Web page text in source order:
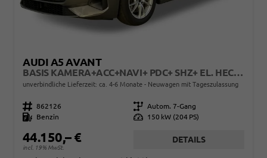
AUDI A5 AVANT
BASIS KAMERA+ACC+NAVI+ PDC+ SHZ+ EL. HECKKL.+17 LM
unverbindliche Lieferzeit: ca. 4-6 Monate Neuwagen mit Tageszulassung
Fahrzeugnr. 862126 Getriebe Autom. 7-Gang
Kraftstoff
Benzin Leistung 150 kW (204 PS)
44.150,– €
incl. 19% MwSt.
DETAILS